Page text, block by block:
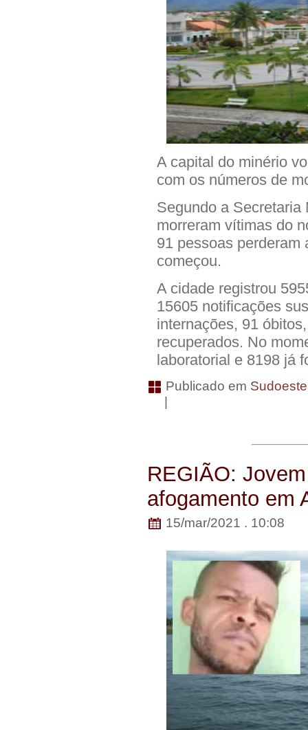
A capital do minério
com os números de
Segundo a Secretaria
morreram vítimas do
91 pessoas perderam
começou.
A cidade registrou
15605 notificações
internações, 91
recuperados. No
laboratorial e 8198 já
Publicado em Sudoeste
REGIÃO:
afogamento em
15/mar/2021 . 10:08